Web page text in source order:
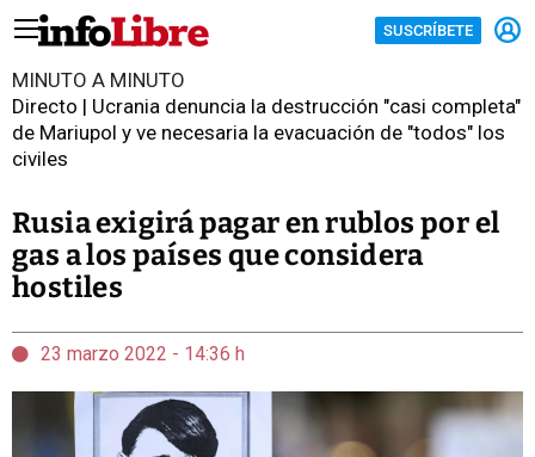
SUSCRÍBETE
MINUTO A MINUTO
Directo | Ucrania denuncia la destrucción "casi completa"
de Mariupol y ve necesaria la evacuación de "todos" los
civiles
Rusia exigirá pagar en rublos por el
gas a los países que considera
hostiles
23 marzo 2022 - 14:36 h